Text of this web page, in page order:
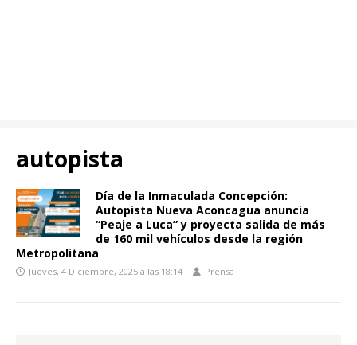
autopista
Día de la Inmaculada Concepción:
Autopista Nueva Aconcagua anuncia
“Peaje a Luca” y proyecta salida de más
de 160 mil vehículos desde la región
Metropolitana
Jueves, 4 Diciembre, 2025 a las 18:14 Prensa